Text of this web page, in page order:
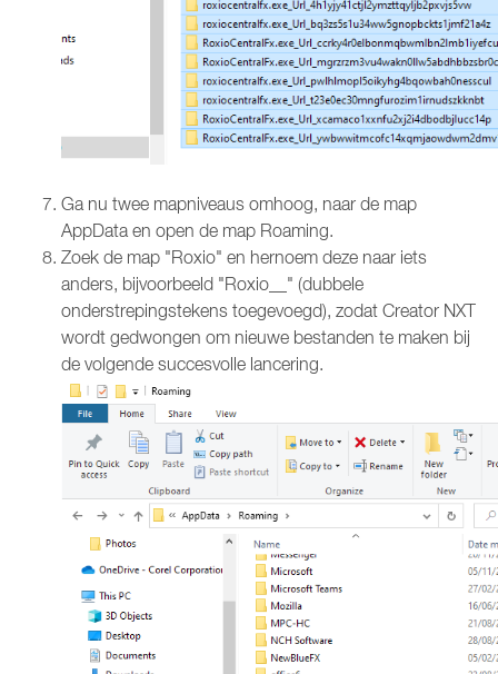
Ga nu twee mapniveaus omhoog, naar de map
AppData en open de map Roaming.
Zoek de map "Roxio" en hernoem deze naar iets
anders, bijvoorbeeld "Roxio__" (dubbele
onderstrepingstekens toegevoegd), zodat Creator NXT
wordt gedwongen om nieuwe bestanden te maken bij
de volgende succesvolle lancering.